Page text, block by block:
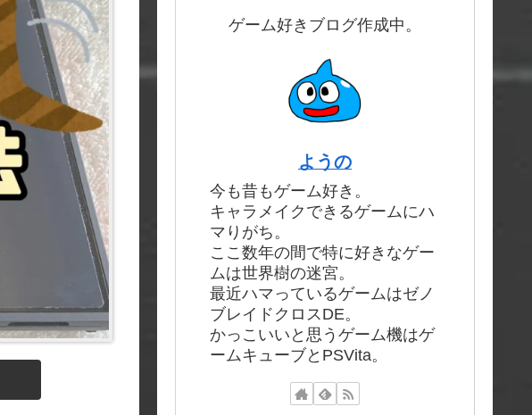
ゲーム好きブログ作成中。
ようの
今も昔もゲーム好き。
キャラメイクできるゲームにハ
マりがち。
ここ数年の間で特に好きなゲー
ムは世界樹の迷宮。
最近ハマっているゲームはゼノ
ブレイドクロスDE。
かっこいいと思うゲーム機はゲ
ームキューブとPSVita。